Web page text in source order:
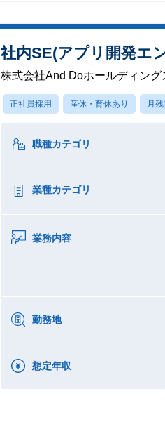
社内SE(アプリ開発エ
株式会社And Doホールディング
正社員採用 産休・育休あり 月
職種カテゴリ
業種カテゴリ
業務内容
勤務地
想定年収